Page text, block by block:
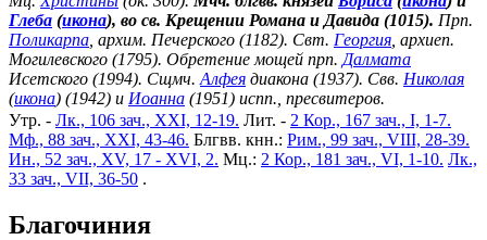
Глеба (икона), во св. Крещении Романа и Давида (1015). Прп.
Поликарпа , архим. Печерского (1182). Свт. Георгия , архиеп.
Могилевского (1795). Обретение мощей прп. Далмата
Исетского (1994). Сщмч. Алфея диакона (1937). Свв. Николая
(икона) (1942) и Иоанна (1951) испп., пресвитеров.
Утр. - Лк., 106 зач., XXI, 12-19. Лит. - 2 Кор., 167 зач., I, 1-7.
Мф., 88 зач., XXI, 43-46. Блгвв. кнн.: Рим., 99 зач., VIII, 28-39.
Ин., 52 зач., XV, 17 - XVI, 2. Мц.: 2 Кор., 181 зач., VI, 1-10. Лк.,
33 зач., VII, 36-50 .
Благочиния